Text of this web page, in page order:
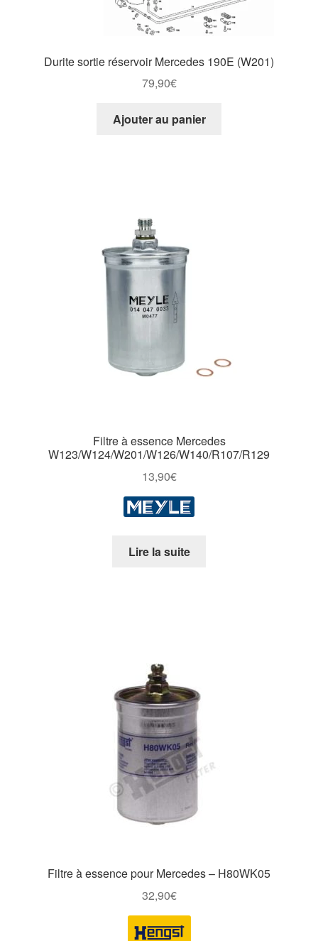
Durite sortie réservoir Mercedes 190E (W201)
79,90€
Ajouter au panier
Filtre à essence Mercedes
W123/W124/W201/W126/W140/R107/R129
13,90€
Lire la suite
Filtre à essence pour Mercedes – H80WK05
32,90€